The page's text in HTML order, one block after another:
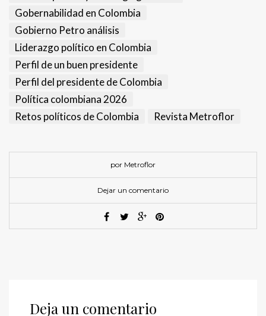
Gobernabilidad en Colombia
Gobierno Petro análisis
Liderazgo político en Colombia
Perfil de un buen presidente
Perfil del presidente de Colombia
Política colombiana 2026
Retos políticos de Colombia
Revista Metroflor
por Metroflor
Dejar un comentario
Deja un comentario